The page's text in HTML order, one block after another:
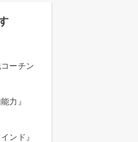
ーチン
力』
ンド』